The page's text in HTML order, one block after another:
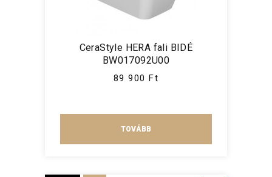
CeraStyle HERA fali BIDÉ
BW017092U00
89 900 Ft
TOVÁBB